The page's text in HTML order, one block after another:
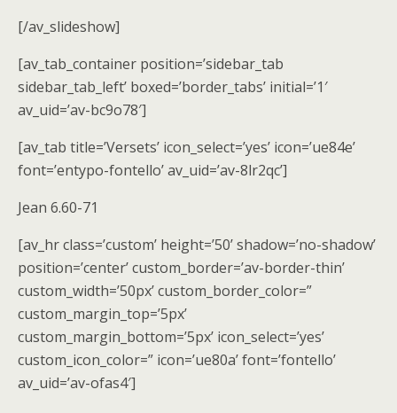
[/av_slideshow]
[av_tab_container position=’sidebar_tab
sidebar_tab_left’ boxed=’border_tabs’ initial=’1′
av_uid=’av-bc9o78′]
[av_tab title=’Versets’ icon_select=’yes’ icon=’ue84e’
font=’entypo-fontello’ av_uid=’av-8lr2qc’]
Jean 6.60-71
[av_hr class=’custom’ height=’50’ shadow=’no-shadow’
position=’center’ custom_border=’av-border-thin’
custom_width=’50px’ custom_border_color=”
custom_margin_top=’5px’
custom_margin_bottom=’5px’ icon_select=’yes’
custom_icon_color=” icon=’ue80a’ font=’fontello’
av_uid=’av-ofas4′]